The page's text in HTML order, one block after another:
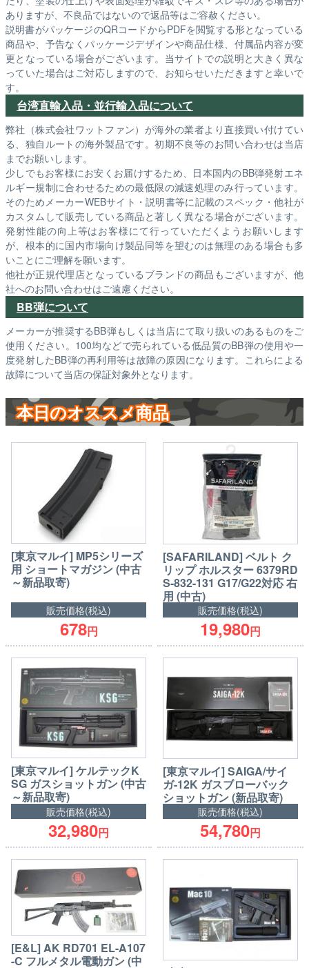
ありますが、不良品ではないので返品等はご容赦ください。
説明書がパッケージのQRコードからPDFを閲覧する形となっている
商品や、予告なくパッケージデザインや商品仕様、付属品内容が変
更となっている場合がございます。当サイトでの説明と大きく異な
っていた場合はご対応しますので、お知らせいただきますと幸いで
す。
台湾直輸入品・並行輸入品について
弊社（株式会社ワットファン）が海外の業者より直接買い付けてい
る、独自ルートの海外製品です。初期不良等のお問い合わせは当店
までお願いします。
少しでもお客様にお安くお届けするため、日本国内のBB弾発射エネ
ルギー規制に合わせるための最低限の減速処理のみ行っています。
そのためメーカーWEBサイト・説明書等に記載のスペック・他社が
カスタムして販売している商品と著しく異なる場合がございます。
発射性能の向上等はお客様にて行っていただくようお願いします
が、根本的に国内市場向け製品同等を望むのは無理のある場合も多
いことにご理解を願います。
他社が正規代理店となっているブランドの商品もございますが、他
社へのお問い合わせはご遠慮ください。
BB弾について
メーカーが推奨するBB弾もしくは当店にて取り扱いのあるものをご
使用ください。100均などで売られている低品質のBB弾の使用や一
度発射したBB弾の再利用等は故障の原因になります。これらによる
故障について当店の保証対象外となります。
本日のオススメ商品
[東京マルイ] MP5シリーズ
用 ショートマガジン (中古
～新品取寄)
販売価格(税込)
678円
[SAFARILAND] ベルト ク
リップ ホルスター 6379RD
S-832-131 G17/G22対応 右
用 (中古)
販売価格(税込)
19,980円
[東京マルイ] ケルテックK
SG ガスショットガン (中古
～新品取寄)
販売価格(税込)
32,980円
[東京マルイ] SAIGA/サイ
ガ-12K ガスブローバック
ショットガン (新品取寄)
販売価格(税込)
54,780円
[E&L] AK RD701 EL-A107
-C フルメタル電動ガン (中